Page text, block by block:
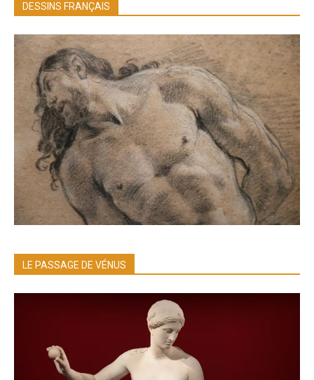
DESSINS FRANÇAIS
LE PASSAGE DE VÉNUS